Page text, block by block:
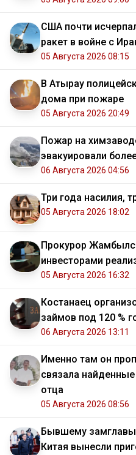
США почти
ракет в войне с
05 Августа 2026 08:15
В Атырау
дома при пожаре
05 Августа 2026 20:49
Пожар на
эвакуировали
06 Августа 2026 04:56
Три года насилия,
05 Августа 2026 18:02
Прокурор
инвесторами
05 Августа 2026 16:32
Костанаец
займов под 120 %
06 Августа 2026 13:11
Именно там он
связала
отца
05 Августа 2026 08:56
Бывшему замглавы
Китая вынесли